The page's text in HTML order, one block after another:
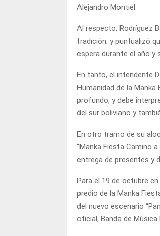
Alejandro Montiel.
Al respecto, Rodríguez
tradición; y puntualizó
espera durante el año y
En tanto, el intendente
Humanidad de la
profundo, y debe
del sur boliviano y
En otro tramo de su
“Manka Fiesta Camino
entrega de presentes y
Para el 19 de octubre
predio de la Manka
del nuevo escenario
oficial, Banda de